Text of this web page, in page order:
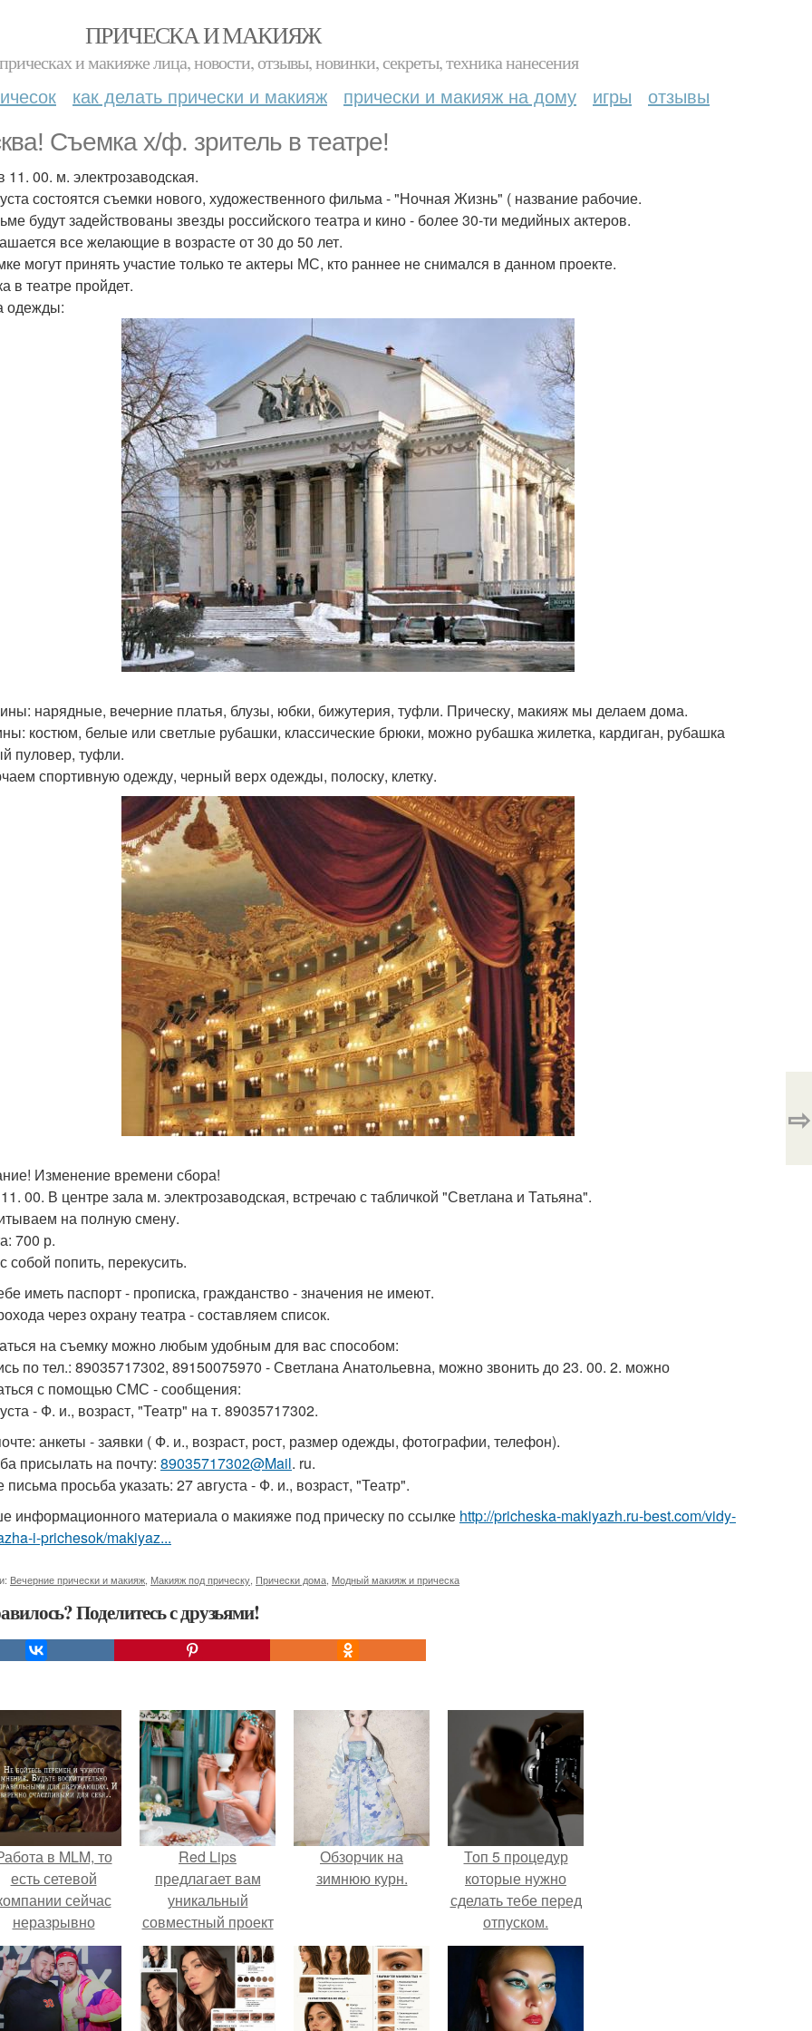
ПРИЧЕСКА И МАКИЯЖ
и макияже лица, новости, отзывы, новинки, секреты, техника нанесения
как делать прически и макияж прически и макияж на дому игры отзывы
Съемка х/ф. зритель в театре!
11. 00. м. электрозаводская.
состоятся съемки нового, художественного фильма - "Ночная Жизнь" ( название рабочие.
будут задействованы звезды российского театра и кино - более 30-ти медийных актеров.
все желающие в возрасте от 30 до 50 лет.
могут принять участие только те актеры МС, кто раннее не снимался в данном проекте.
в театре пройдет.
одежды:
нарядные, вечерние платья, блузы, юбки, бижутерия, туфли. Прическу, макияж мы делаем дома.
костюм, белые или светлые рубашки, классические брюки, можно рубашка жилетка, кардиган, рубашка
пуловер, туфли.
спортивную одежду, черный верх одежды, полоску, клетку.
Изменение времени сбора!
00. В центре зала м. электрозаводская, встречаю с табличкой "Светлана и Татьяна".
на полную смену.
700 р.
собой попить, перекусить.
иметь паспорт - прописка, гражданство - значения не имеют.
через охрану театра - составляем список.
на съемку можно любым удобным для вас способом:
по тел.: 89035717302, 89150075970 - Светлана Анатольевна, можно звонить до 23. 00. 2. можно
с помощью СМС - сообщения:
- Ф. и., возраст, "Театр" на т. 89035717302.
анкеты - заявки ( Ф. и., возраст, рост, размер одежды, фотографии, телефон).
присылать на почту: 89035717302@Mail. ru.
письма просьба указать: 27 августа - Ф. и., возраст, "Театр".
информационного материала о макияже под прическу по ссылке http://pricheska-makiyazh.ru-best.com/vidy-
i-prichesok/makiyaz...
Вечерние прически и макияж Макияж под прическу Прически дома Модный макияж и прическа
Поделитесь с друзьями!
⇨
в MLM, то
есть сетевой
сейчас
неразрывно
с создание
контента,
страницы в
соц сетях.
Red Lips
предлагает вам
уникальный
совместный проект
фотографа
Александра
копанцова и
визажиста Любови
Обзорчик на
зимнюю курн.
Топ 5 процедур
которые нужно
сделать тебе перед
отпуском.